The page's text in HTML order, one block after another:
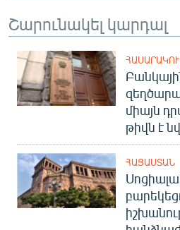
Շարունակել կարդալ
միայն
թիվն է
ՀԱՅԱՍՏԱՆ